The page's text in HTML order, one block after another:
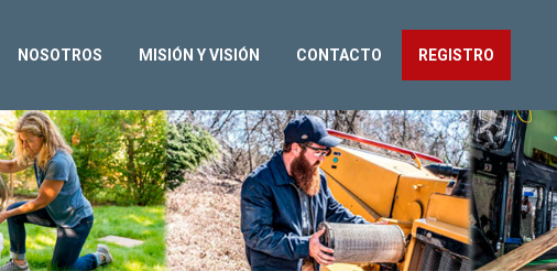
NOSOTROS MISIÓN Y VISIÓN CONTACTO REGISTRO